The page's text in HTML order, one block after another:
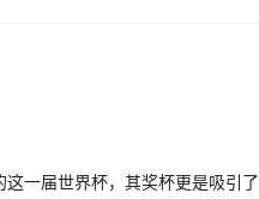
一届世界杯，其奖杯更是吸引了